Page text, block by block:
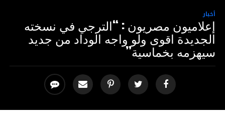
أخبار
إعلاميون مصريون : “الترجي في نسخته
الجديدة اقوى ولو واجه الوداد من جديد
سيهزمه بخماسية”